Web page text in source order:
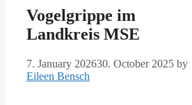
Vogelgrippe im
Landkreis MSE
7. January 202630. October 2025 by
Eileen Bensch